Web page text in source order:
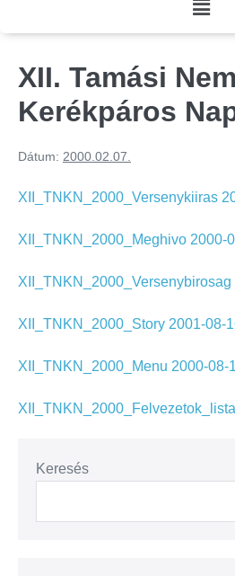
XII. Tamási
Kerékpáros
Dátum: 2000.02.07.
XII_TNKN_2000_Versenykiiras
XII_TNKN_2000_Meghivo 2000-
XII_TNKN_2000_Versenybirosag
XII_TNKN_2000_Story 2001-08-
XII_TNKN_2000_Menu 2000-08-
Keresés